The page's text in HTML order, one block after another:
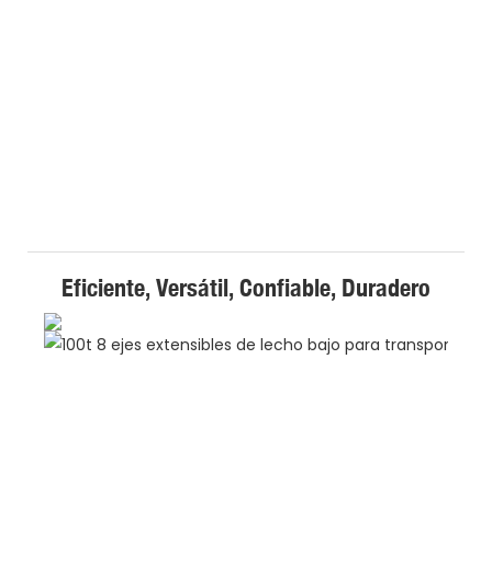
Eficiente, Versátil, Confiable, Duradero